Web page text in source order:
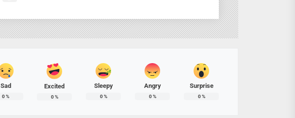
Sad
0%
Excited
0%
Sleepy
0%
Angry
0%
Surprise
0%